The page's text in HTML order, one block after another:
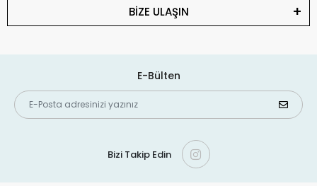
BİZE ULAŞIN
E-Bülten
Bizi Takip Edin